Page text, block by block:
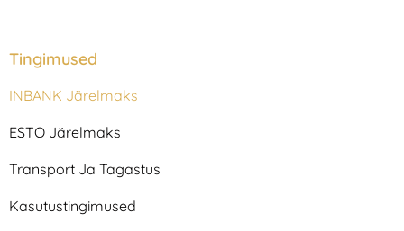
a
r
m
a
b
o
Tingimused
INBANK Järelmaks
ESTO Järelmaks
Transport Ja Tagastus
Kasutustingimused